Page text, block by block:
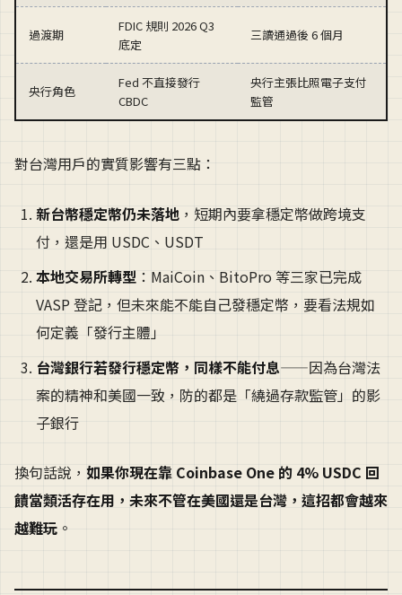
過渡期
FDIC 規則 2026 Q3
底定
三讀通過後 6 個月
央行角色
Fed 不直接發行
CBDC
央行主張比照電子支付
監管
對台灣用戶的實質影響有三點：
新台幣穩定幣仍未落地 ，短期內要拿穩定幣做跨境支
付，還是用 USDC、USDT
本地交易所轉型 ：MaiCoin、BitoPro 等三家已完成
VASP 登記，但未來能不能自己發穩定幣，要看法規如
何定義「發行主體」
台灣銀行若發行穩定幣，同樣不能付息——因為台灣法
案的精神和美國一致，防的都是「繞過存款監管」的影
子銀行
換句話說， 如果你現在靠 Coinbase One 的 4% USDC 回
饋當類活存在用，未來不管在美國還是台灣，這招都會越來
越難玩 。